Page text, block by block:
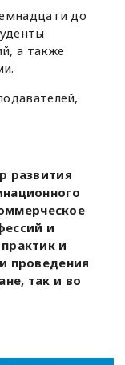
до
а также
развития
и
и
проведения
так и во